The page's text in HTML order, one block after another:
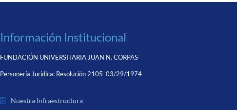
Información Institucional
FUNDACIÓN UNIVERSITARIA JUAN N. CORPAS
Personería Jurídica: Resolución 2105 03/29/1974
Nuestra Infraestructura